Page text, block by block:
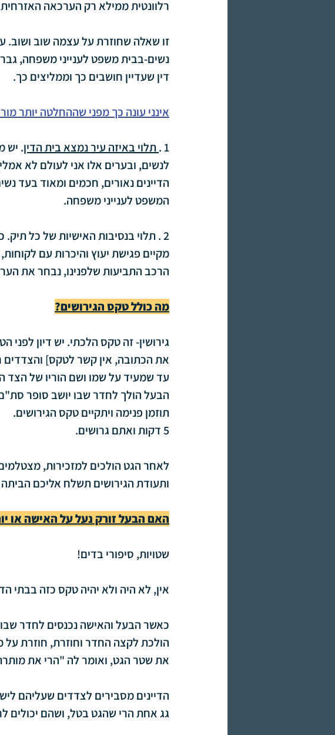
רלוונטית ממילא רק הערכאה
זו שאלה שחוזרת על עצמה שוב ושוב.
נשים-בבית משפט לענייני משפחה,
דין שעדיין חושבים כך וממליצים כך.
אינני עונה כך מפני שההחלטה יותר
1 . תלוי באיזה עיר נמצא בית הדין. יש
לנשים, ובערים אלו אני לעולם לא
הדיינים נאורים, חכמים ומאוד בעד
המשפט לענייני משפחה.
2 . תלוי בנסיבות האישיות של כל
מקיים פגישת יעוץ והיכרות עם
הרכב התביעות שלפנינו, נבחר את
מה כולל טקס הגירושים?
גירושין- זה טקס הלכתי. יש דיון
את הכתובה, אין קשר לטקס] והצדדים
הבעל הולך לחדר שבו יושב סופר
תוזמן פנימה ויתקיים טקס הגירושים.
5 דקות ואתם גרושים.
לאחר הגט הולכים למזכירות,
ותעודת הגירושים תשלח אליכם
האם הבעל זורק נעל על האישה או
שטויות, סיפורי בדים!
אין, לא היה ולא יהיה טקס כזה בבתי
כאשר הבעל והאישה נכנסים לחדר
הולכת לקצה החדר וחוזרת, חוזרת על
את שטר הגט, ואומר לה "הרי את
הדיינים מסבירים לצדדים שעליהם
גג אחת הרי שהגט בטל, ושהם יכולים